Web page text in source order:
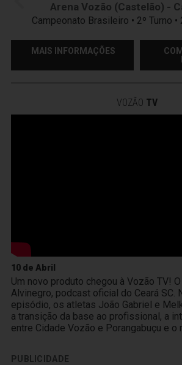
Arena Vozão (Castelão) -
Campeonato Brasileiro • 2º Turno
MAIS INFORMAÇÕES
VOZÃO TV
10 de Abril
Um novo produto chegou à Vozão TV!
Alvinegro, podcast oficial do Ceará SC.
episódio, os atletas João Gabriel e
a transição da base ao profissional, a
entre Cidade Vozão e Porangabuçu e o
PUBLICIDADE